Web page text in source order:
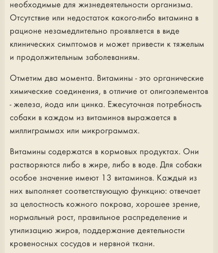
необходимые для жизнедеятельности организма.
Отсутствие или недостаток какого-либо витамина в
рационе незамедлительно проявляется в виде
клинических симптомов и может привести к тяжелым
и продолжительным заболеваниям.
Отметим два момента. Витамины - это органические
химические соединения, в отличие от олигоэлементов
- железа, йода или цинка. Ежесуточная потребность
собаки в каждом из витаминов выражается в
миллиграммах или микрограммах.
Витамины содержатся в кормовых продуктах. Они
растворяются либо в жире, либо в воде. Для собаки
особое значение имеют 13 витаминов. Каждый из
них выполняет соответствующую функцию: отвечает
за целостность кожного покрова, хорошее зрение,
нормальный рост, правильное распределение и
утилизацию жиров, поддержание деятельности
кровеносных сосудов и нервной ткани.